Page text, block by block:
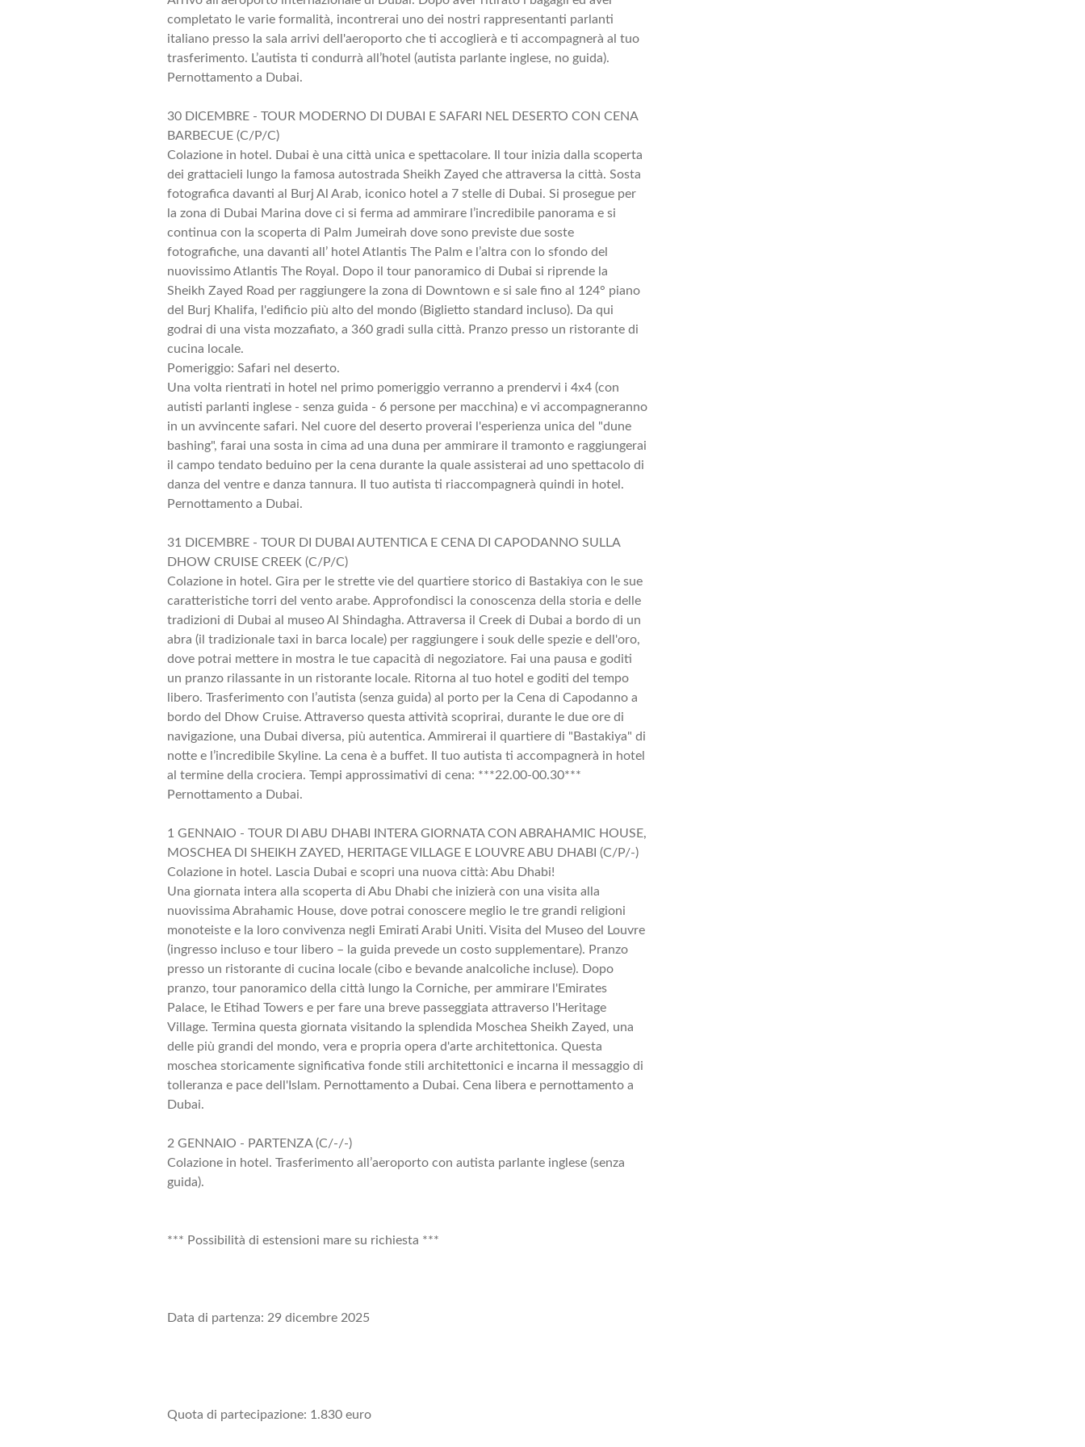
completato le varie formalità, incontrerai uno dei nostri rappresentanti parlanti
italiano presso la sala arrivi dell'aeroporto che ti accoglierà e ti accompagnerà al tuo
trasferimento. L’autista ti condurrà all’hotel (autista parlante inglese, no guida).
Pernottamento a Dubai.
30 DICEMBRE - TOUR MODERNO DI DUBAI E SAFARI NEL DESERTO CON CENA
BARBECUE (C/P/C)
Colazione in hotel. Dubai è una città unica e spettacolare. Il tour inizia dalla scoperta
dei grattacieli lungo la famosa autostrada Sheikh Zayed che attraversa la città. Sosta
fotografica davanti al Burj Al Arab, iconico hotel a 7 stelle di Dubai. Si prosegue per
la zona di Dubai Marina dove ci si ferma ad ammirare l’incredibile panorama e si
continua con la scoperta di Palm Jumeirah dove sono previste due soste
fotografiche, una davanti all’ hotel Atlantis The Palm e l’altra con lo sfondo del
nuovissimo Atlantis The Royal. Dopo il tour panoramico di Dubai si riprende la
Sheikh Zayed Road per raggiungere la zona di Downtown e si sale fino al 124° piano
del Burj Khalifa, l'edificio più alto del mondo (Biglietto standard incluso). Da qui
godrai di una vista mozzafiato, a 360 gradi sulla città. Pranzo presso un ristorante di
cucina locale.
Pomeriggio: Safari nel deserto.
Una volta rientrati in hotel nel primo pomeriggio verranno a prendervi i 4x4 (con
autisti parlanti inglese - senza guida - 6 persone per macchina) e vi accompagneranno
in un avvincente safari. Nel cuore del deserto proverai l'esperienza unica del "dune
bashing", farai una sosta in cima ad una duna per ammirare il tramonto e raggiungerai
il campo tendato beduino per la cena durante la quale assisterai ad uno spettacolo di
danza del ventre e danza tannura. Il tuo autista ti riaccompagnerà quindi in hotel.
Pernottamento a Dubai.
31 DICEMBRE - TOUR DI DUBAI AUTENTICA E CENA DI CAPODANNO SULLA
DHOW CRUISE CREEK (C/P/C)
Colazione in hotel. Gira per le strette vie del quartiere storico di Bastakiya con le sue
caratteristiche torri del vento arabe. Approfondisci la conoscenza della storia e delle
tradizioni di Dubai al museo Al Shindagha. Attraversa il Creek di Dubai a bordo di un
abra (il tradizionale taxi in barca locale) per raggiungere i souk delle spezie e dell'oro,
dove potrai mettere in mostra le tue capacità di negoziatore. Fai una pausa e goditi
un pranzo rilassante in un ristorante locale. Ritorna al tuo hotel e goditi del tempo
libero. Trasferimento con l’autista (senza guida) al porto per la Cena di Capodanno a
bordo del Dhow Cruise. Attraverso questa attività scoprirai, durante le due ore di
navigazione, una Dubai diversa, più autentica. Ammirerai il quartiere di "Bastakiya" di
notte e l’incredibile Skyline. La cena è a buffet. Il tuo autista ti accompagnerà in hotel
al termine della crociera. Tempi approssimativi di cena: ***22.00-00.30***
Pernottamento a Dubai.
1 GENNAIO - TOUR DI ABU DHABI INTERA GIORNATA CON ABRAHAMIC HOUSE,
MOSCHEA DI SHEIKH ZAYED, HERITAGE VILLAGE E LOUVRE ABU DHABI (C/P/-)
Colazione in hotel. Lascia Dubai e scopri una nuova città: Abu Dhabi!
Una giornata intera alla scoperta di Abu Dhabi che inizierà con una visita alla
nuovissima Abrahamic House, dove potrai conoscere meglio le tre grandi religioni
monoteiste e la loro convivenza negli Emirati Arabi Uniti. Visita del Museo del Louvre
(ingresso incluso e tour libero – la guida prevede un costo supplementare). Pranzo
presso un ristorante di cucina locale (cibo e bevande analcoliche incluse). Dopo
pranzo, tour panoramico della città lungo la Corniche, per ammirare l'Emirates
Palace, le Etihad Towers e per fare una breve passeggiata attraverso l'Heritage
Village. Termina questa giornata visitando la splendida Moschea Sheikh Zayed, una
delle più grandi del mondo, vera e propria opera d'arte architettonica. Questa
moschea storicamente significativa fonde stili architettonici e incarna il messaggio di
tolleranza e pace dell'Islam. Pernottamento a Dubai. Cena libera e pernottamento a
Dubai.
2 GENNAIO - PARTENZA (C/-/-)
Colazione in hotel. Trasferimento all’aeroporto con autista parlante inglese (senza
guida).
*** Possibilità di estensioni mare su richiesta ***
Data di partenza: 29 dicembre 2025
Quota di partecipazione: 1.830 euro